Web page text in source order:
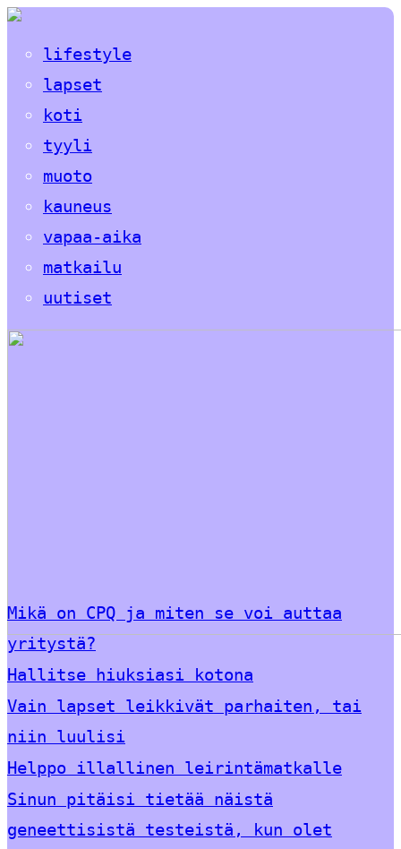
lifestyle
lapset
koti
tyyli
muoto
kauneus
vapaa-aika
matkailu
uutiset
Mikä on CPQ ja miten se voi auttaa
yritystä?
Hallitse hiuksiasi kotona
Vain lapset leikkivät parhaiten, tai
niin luulisi
Helppo illallinen leirintämatkalle
Sinun pitäisi tietää näistä
geneettisistä testeistä, kun olet